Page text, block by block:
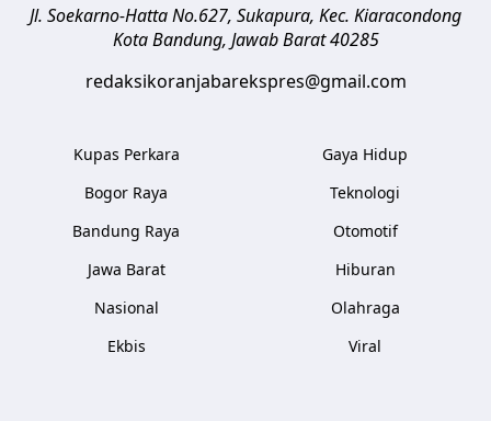
Jl. Soekarno-Hatta No.627, Sukapura, Kec. Kiaracondong
Kota Bandung, Jawab Barat 40285
redaksikoranjabarekspres@gmail.com
Kupas Perkara
Bogor Raya
Bandung Raya
Jawa Barat
Nasional
Ekbis
Gaya Hidup
Teknologi
Otomotif
Hiburan
Olahraga
Viral